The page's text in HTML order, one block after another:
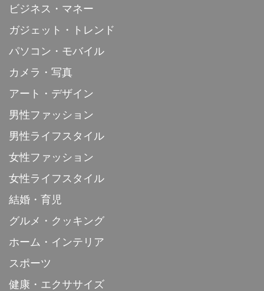
ビジネス・マネー
ガジェット・トレンド
パソコン・モバイル
カメラ・写真
アート・デザイン
男性ファッション
男性ライフスタイル
女性ファッション
女性ライフスタイル
結婚・育児
グルメ・クッキング
ホーム・インテリア
スポーツ
健康・エクササイズ